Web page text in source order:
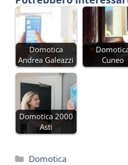
Domotica
Andrea Galeazzi
Cuneo
Domotica 2000
Asti
Categorie
Domotica